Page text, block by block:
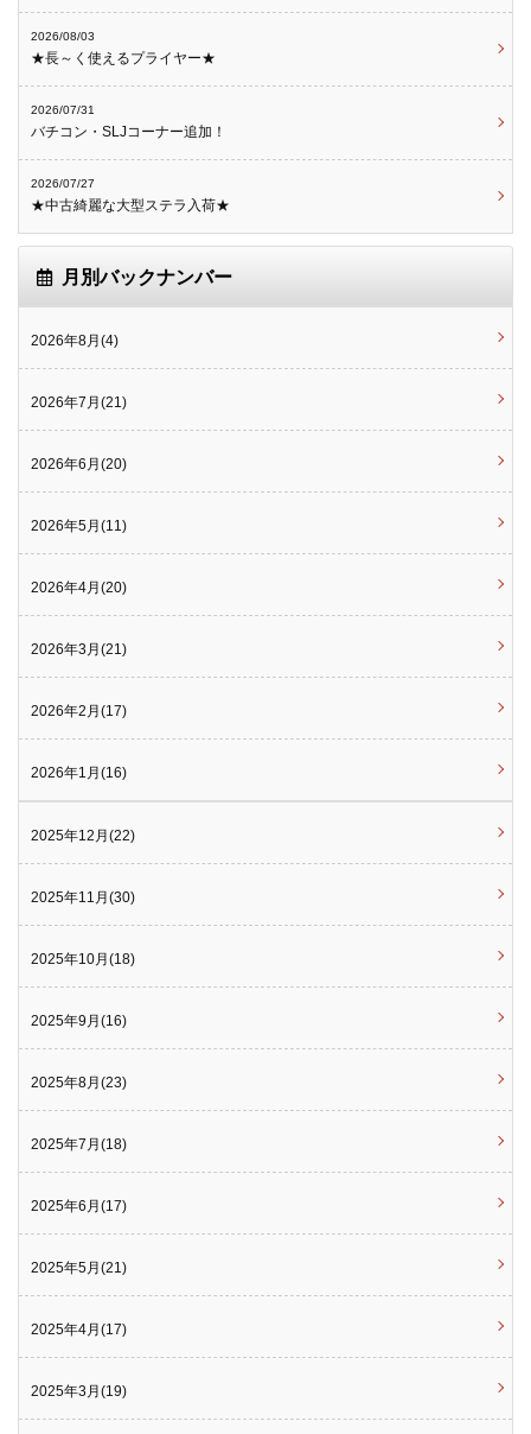
2026/08/03
★長～く使えるプライヤー★
2026/07/31
バチコン・SLJコーナー追加！
2026/07/27
★中古綺麗な大型ステラ入荷★
月別バックナンバー
2026年8月(4)
2026年7月(21)
2026年6月(20)
2026年5月(11)
2026年4月(20)
2026年3月(21)
2026年2月(17)
2026年1月(16)
2025年12月(22)
2025年11月(30)
2025年10月(18)
2025年9月(16)
2025年8月(23)
2025年7月(18)
2025年6月(17)
2025年5月(21)
2025年4月(17)
2025年3月(19)